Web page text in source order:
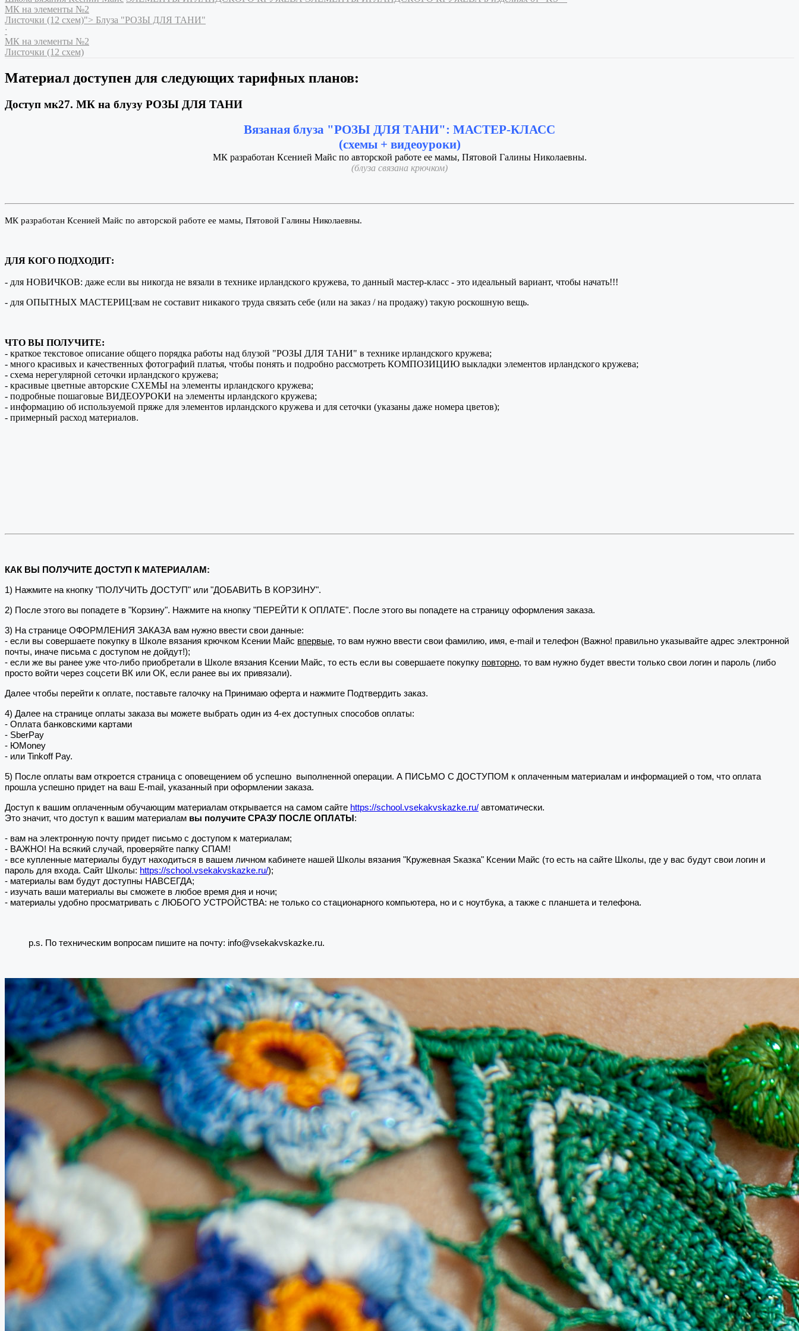
МК на элементы №2
Листочки (12 схем)"> Блуза "РОЗЫ ДЛЯ ТАНИ"
ˑ
МК на элементы №2
Листочки (12 схем)
Материал доступен для следующих тарифных планов:
Доступ мк27. МК на блузу РОЗЫ ДЛЯ ТАНИ
Вязаная блуза "РОЗЫ ДЛЯ ТАНИ": МАСТЕР-КЛАСС
(схемы + видеоуроки)
МК разработан Ксенией Майс по авторской работе ее мамы, Пятовой Галины Николаевны.
(блуза связана крючком)
МК разработан Ксенией Майс по авторской работе ее мамы, Пятовой Галины Николаевны.
ДЛЯ КОГО ПОДХОДИТ:
- для НОВИЧКОВ: даже если вы никогда не вязали в технике ирландского кружева, то данный мастер-класс - это идеальный вариант, чтобы начать!!!
- для ОПЫТНЫХ МАСТЕРИЦ:вам не составит никакого труда связать себе (или на заказ / на продажу) такую роскошную вещь.
ЧТО ВЫ ПОЛУЧИТЕ:
- краткое текстовое описание общего порядка работы над блузой "РОЗЫ ДЛЯ ТАНИ" в технике ирландского кружева;
- много красивых и качественных фотографий платья, чтобы понять и подробно рассмотреть КОМПОЗИЦИЮ выкладки элементов ирландского кружева;
- схема нерегулярной сеточки ирландского кружева;
- красивые цветные авторские СХЕМЫ на элементы ирландского кружева;
- подробные пошаговые ВИДЕОУРОКИ на элементы ирландского кружева;
- информацию об используемой пряже для элементов ирландского кружева и для сеточки (указаны даже номера цветов);
- примерный расход материалов.
КАК ВЫ ПОЛУЧИТЕ ДОСТУП К МАТЕРИАЛАМ:
1) Нажмите на кнопку "ПОЛУЧИТЬ ДОСТУП" или "ДОБАВИТЬ В КОРЗИНУ".
2) После этого вы попадете в "Корзину". Нажмите на кнопку "ПЕРЕЙТИ К ОПЛАТЕ". После этого вы попадете на страницу оформления заказа.
3) На странице ОФОРМЛЕНИЯ ЗАКАЗА вам нужно ввести свои данные:
- если вы совершаете покупку в Школе вязания крючком Ксении Майс впервые, то вам нужно ввести свои фамилию, имя, e-mail и телефон (Важно! правильно указывайте адрес электронной
почты, иначе письма с доступом не дойдут!);
- если же вы ранее уже что-либо приобретали в Школе вязания Ксении Майс, то есть если вы совершаете покупку повторно, то вам нужно будет ввести только свои логин и пароль (либо
просто войти через соцсети ВК или ОК, если ранее вы их привязали).
Далее чтобы перейти к оплате, поставьте галочку на Принимаю оферта и нажмите Подтвердить заказ.
4) Далее на странице оплаты заказа вы можете выбрать один из 4-ех доступных способов оплаты:
- Оплата банковскими картами
- SberPay
- ЮMoney
- или Tinkoff Pay.
5) После оплаты вам откроется страница с оповещением об успешно выполненной операции. А ПИСЬМО С ДОСТУПОМ к оплаченным материалам и информацией о том, что оплата
прошла успешно придет на ваш E-mail, указанный при оформлении заказа.
Доступ к вашим оплаченным обучающим материалам открывается на самом сайте https://school.vsekakvskazke.ru/ автоматически.
Это значит, что доступ к вашим материалам вы получите СРАЗУ ПОСЛЕ ОПЛАТЫ :
- вам на электронную почту придет письмо с доступом к материалам;
- ВАЖНО! На всякий случай, проверяйте папку СПАМ!
- все купленные материалы будут находиться в вашем личном кабинете нашей Школы вязания "Кружевная Sказка" Ксении Майс (то есть на сайте Школы, где у вас будут свои логин и
пароль для входа. Сайт Школы: https://school.vsekakvskazke.ru/);
- материалы вам будут доступны НАВСЕГДА;
- изучать ваши материалы вы сможете в любое время дня и ночи;
- материалы удобно просматривать с ЛЮБОГО УСТРОЙСТВА: не только со стационарного компьютера, но и с ноутбука, а также с планшета и телефона.
p.s. По техническим вопросам пишите на почту: info@vsekakvskazke.ru.